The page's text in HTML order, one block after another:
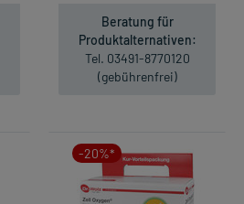
Beratung für
Produktalternativen:
Tel. 03491-8770120
(gebührenfrei)
-20%*